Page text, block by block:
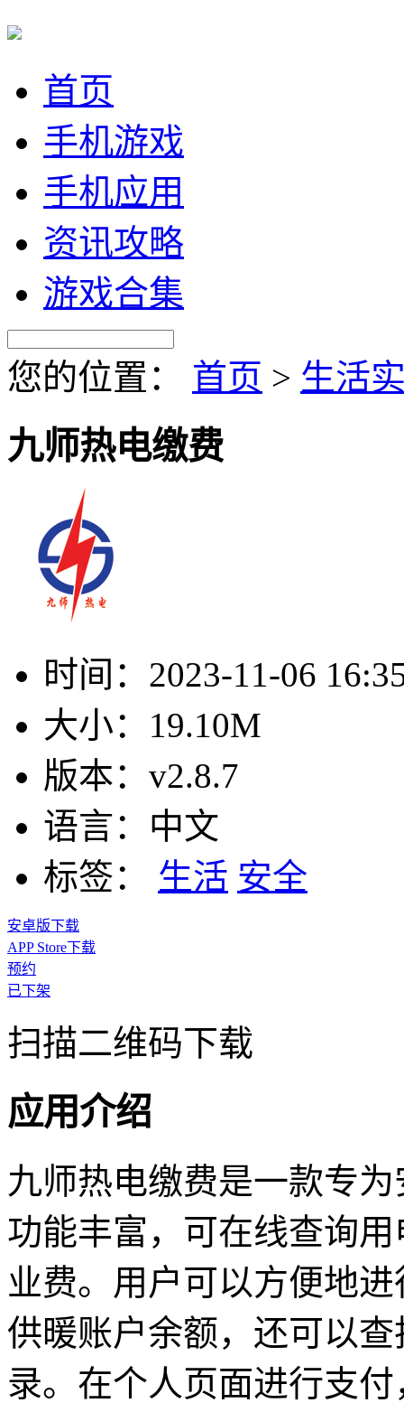
首页
手机游戏
手机应用
资讯攻略
游戏合集
您的位置： 首页 > 生活
九师热电缴费
时间： 2023-11-06
大小： 19.10M
版本： v2.8.7
语言： 中文
标签：
生活 安全
安卓版下载
APP Store下载
预约
已下架
扫描二维码下载
应用介绍
九师热电缴费是一款专
功能丰富，可在线查询
业费。用户可以方便地进
供暖账户余额，还可以
录。在个人页面进行支